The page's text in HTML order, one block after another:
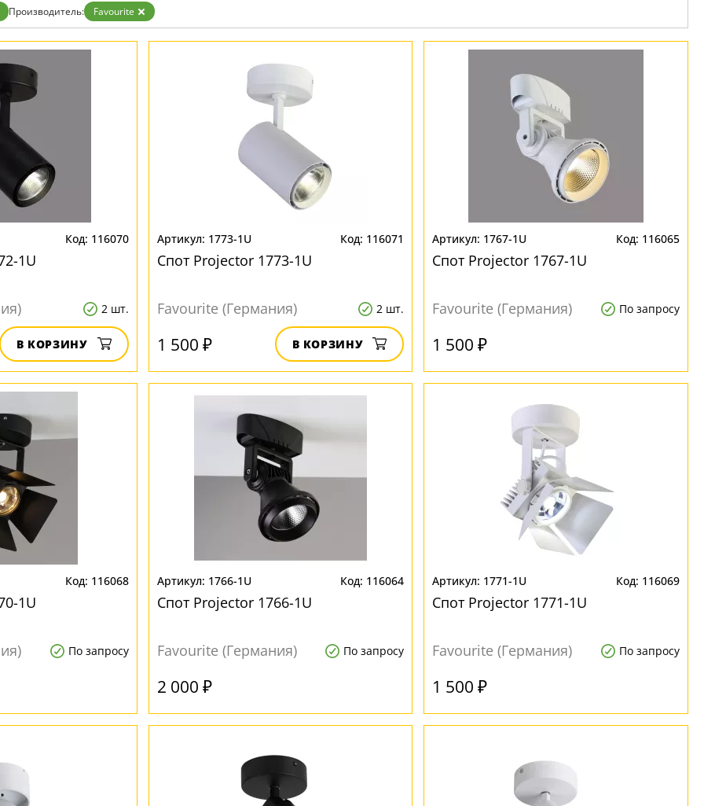
Бронза
Золото
Прозрачные
Хром
Производитель: Favourite
116070
1U
2 шт.
В КОРЗИНУ
1773-1U 116071
Спот Projector 1773-1U
Favourite (Германия) 2 шт.
1 500 ₽ В КОРЗИНУ
1767-1U 116065
Спот Projector 1767-1U
Favourite (Германия) По запросу
1 500 ₽
116068
1U
По запросу
1766-1U 116064
Спот Projector 1766-1U
Favourite (Германия) По запросу
2 000 ₽
1771-1U 116069
Спот Projector 1771-1U
Favourite (Германия) По запросу
1 500 ₽